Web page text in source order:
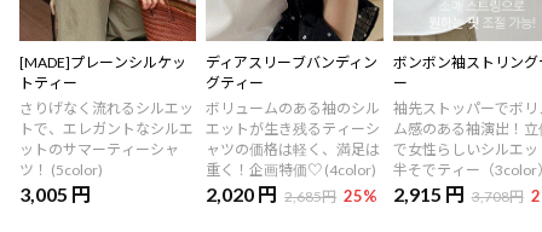
[MADE]プレーンシルケッ
トティー
さりげなく流れるシルエッ
トで、エレガントなシルエ
ットのサマーティーシャ
ツ！ (5color)
3,005 円
ディアスリーブバンディン
グティー
ボリュームのある袖のシル
エットが生き残るティーシ
ャツの価格は軽く、満足は
重く！企画特価♡ (4color)
2,020 円 2,685円 25%
ボンボン袖ストリング
ー
袖先ストッパーでボリ
ム感のある袖演出！立
で女性らしいシルエッ
半そでティー（3color
2,915 円 3,708円